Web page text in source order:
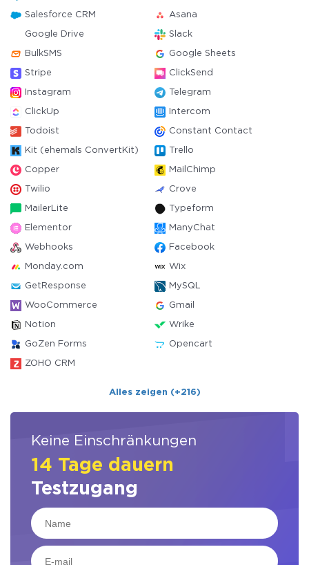
Salesforce CRM Asana
Google Drive Slack
BulkSMS Google Sheets
Stripe ClickSend
Instagram Telegram
ClickUp Intercom
Todoist Constant Contact
Kit (ehemals ConvertKit) Trello
Copper MailChimp
Twilio Crove
MailerLite Typeform
Elementor ManyChat
Webhooks Facebook
Monday.com Wix
GetResponse MySQL
WooCommerce Gmail
Notion Wrike
GoZen Forms Opencart
ZOHO CRM
Alles zeigen (+216)
Keine Einschränkungen
14 Tage dauern
Testzugang